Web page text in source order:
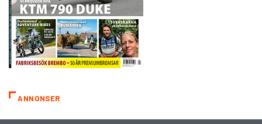
ANNONSER